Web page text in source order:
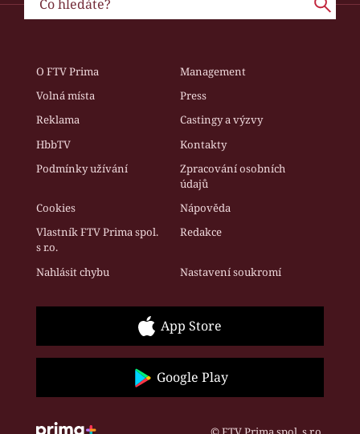
O FTV Prima
Management
Volná místa
Press
Reklama
Castingy a výzvy
HbbTV
Kontakty
Podmínky užívání
Zpracování osobních
údajů
Cookies
Nápověda
Vlastník FTV Prima spol.
s r.o.
Redakce
Nahlásit chybu Nastavení soukromí
App Store
Google Play